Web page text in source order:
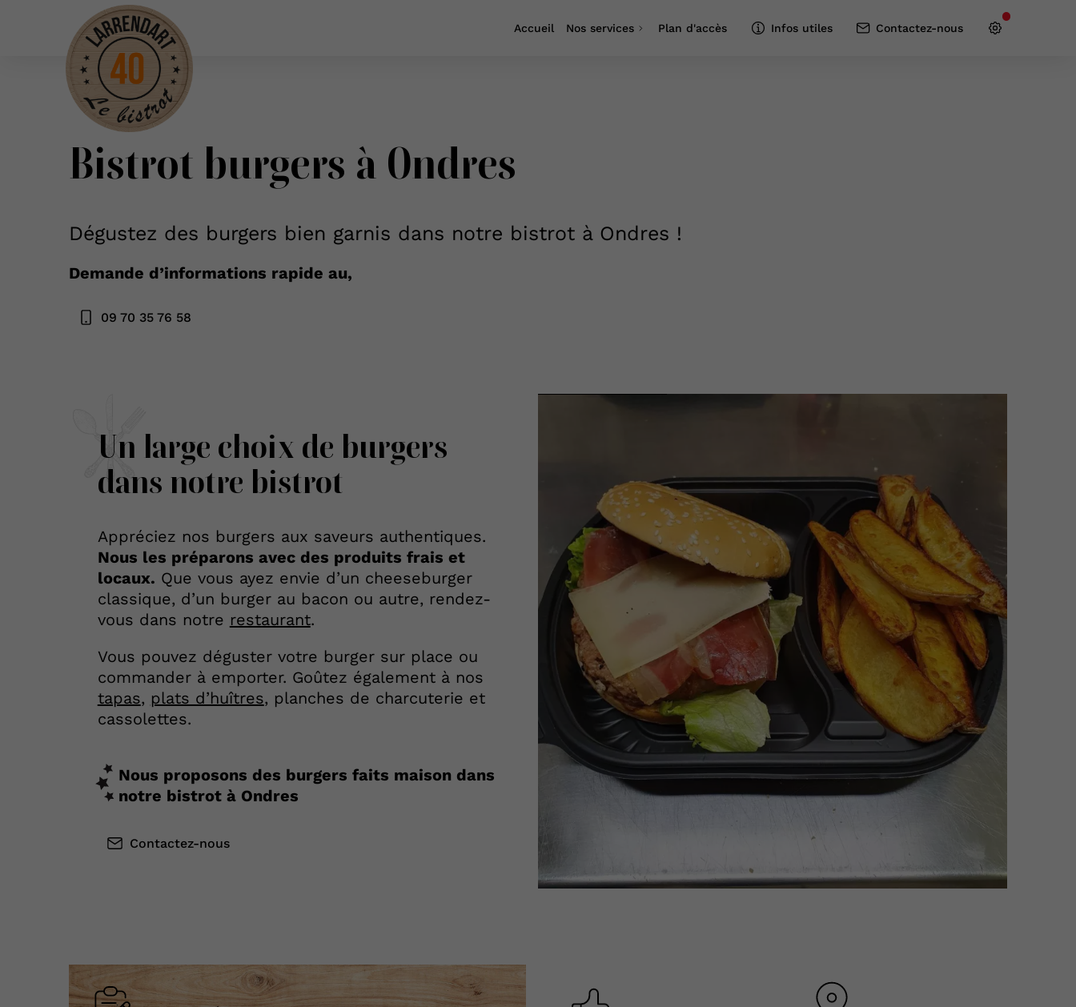
Accueil Nos services Plan d'accès Infos utiles Contactez-nous
Bistrot burgers à Ondres
Dégustez des burgers bien garnis dans notre bistrot à Ondres !
Demande d’informations rapide au,
09 70 35 76 58
Un large choix de burgers
dans notre bistrot
Appréciez nos burgers aux saveurs authentiques.
Nous les préparons avec des produits frais et
locaux. Que vous ayez envie d’un cheeseburger
classique, d’un burger au bacon ou autre, rendez-
vous dans notre restaurant.
Vous pouvez déguster votre burger sur place ou
commander à emporter. Goûtez également à nos
tapas, plats d’huîtres, planches de charcuterie et
cassolettes.
Nous proposons des burgers faits maison dans
notre bistrot à Ondres
Contactez-nous